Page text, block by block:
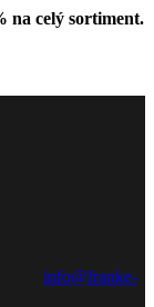
na celý sortiment.
info@franke-